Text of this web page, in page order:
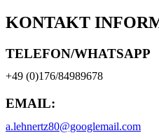
KONTAKT
TELEFON/WHATSAPP
+49 (0)176/84989678
EMAIL:
a.lehnertz80@googlemail.com